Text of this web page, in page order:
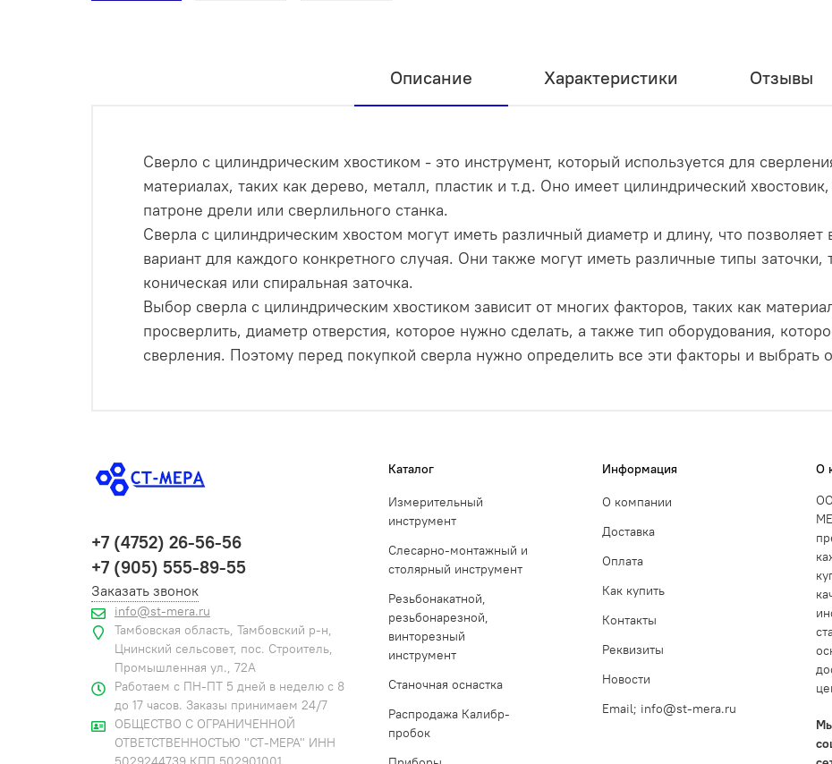
Описание Характеристики Отзывы
Сверло с цилиндрическим хвостиком - это инструмент, который используется для
материалах, таких как дерево, металл, пластик и т.д. Оно имеет цилиндрический
патроне дрели или сверлильного станка.
Сверла с цилиндрическим хвостом могут иметь различный диаметр и длину, что
вариант для каждого конкретного случая. Они также могут иметь различные типы заточки,
коническая или спиральная заточка.
Выбор сверла с цилиндрическим хвостиком зависит от многих факторов, таких как
просверлить, диаметр отверстия, которое нужно сделать, а также тип оборудования,
сверления. Поэтому перед покупкой сверла нужно определить все эти факторы и выбрать
Каталог
Измерительный
инструмент
Слесарно-монтажный и
столярный инструмент
Резьбонакатной,
резьбонарезной,
винторезный
инструмент
Станочная оснастка
Распродажа Калибр-
пробок
Информация
О компании
Доставка
Оплата
Как купить
Контакты
Реквизиты
Новости
Email; info@st-mera.ru
О
+7 (4752) 26-56-56
+7 (905) 555-89-55
Заказать звонок
info@st-mera.ru
Тамбовская область, Тамбовский р-н,
Цнинский сельсовет, пос. Строитель,
Промышленная ул., 72А
Работаем с ПН-ПТ 5 дней в неделю с 8
до 17 часов. Заказы принимаем 24/7
ОБЩЕСТВО С ОГРАНИЧЕННОЙ
ОТВЕТСТВЕННОСТЬЮ "СТ-МЕРА" ИНН